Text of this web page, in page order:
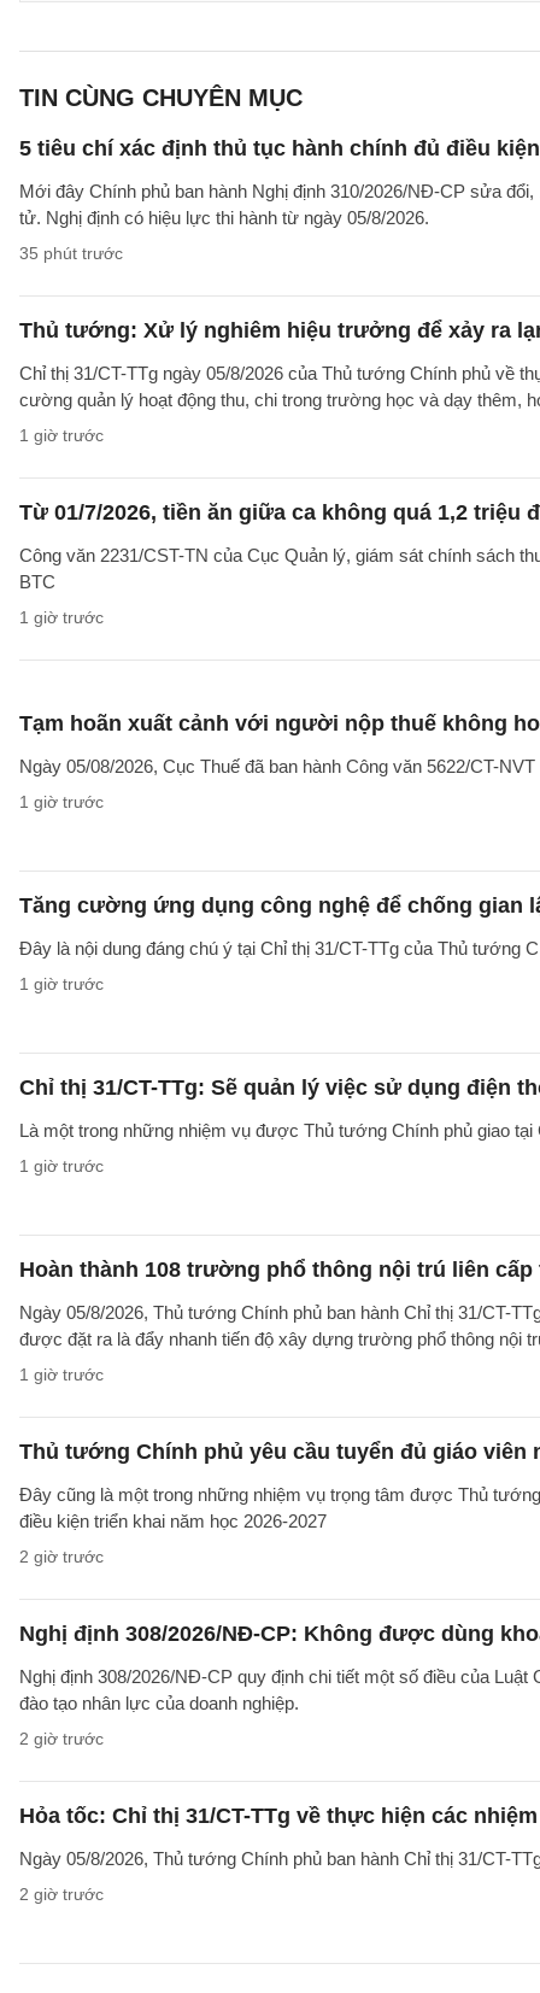
TIN CÙNG CHUYÊN MỤC
5 tiêu chí xác định thủ tục hành chính đủ điều
Mới đây Chính phủ ban hành Nghị định 310/2026/NĐ-CP sửa
tử. Nghị định có hiệu lực thi hành từ ngày 05/8/2026.
35 phút trước
Thủ tướng: Xử lý nghiêm hiệu trưởng để xảy ra
Chỉ thị 31/CT-TTg ngày 05/8/2026 của Thủ tướng Chính phủ về
cường quản lý hoạt động thu, chi trong trường học và dạy thêm,
1 giờ trước
Từ 01/7/2026, tiền ăn giữa ca không quá 1,2 triệu
Công văn 2231/CST-TN của Cục Quản lý, giám sát chính sách
BTC
1 giờ trước
Tạm hoãn xuất cảnh với người nộp thuế không
Ngày 05/08/2026, Cục Thuế đã ban hành Công văn 5622/CT-
1 giờ trước
Tăng cường ứng dụng công nghệ để chống gian
Đây là nội dung đáng chú ý tại Chỉ thị 31/CT-TTg của Thủ tướng
1 giờ trước
Chỉ thị 31/CT-TTg: Sẽ quản lý việc sử dụng điện
Là một trong những nhiệm vụ được Thủ tướng Chính phủ giao
1 giờ trước
Hoàn thành 108 trường phổ thông nội trú liên
Ngày 05/8/2026, Thủ tướng Chính phủ ban hành Chỉ thị 31/CT-
được đặt ra là đẩy nhanh tiến độ xây dựng trường phổ thông nội
1 giờ trước
Thủ tướng Chính phủ yêu cầu tuyển đủ giáo viên
Đây cũng là một trong những nhiệm vụ trọng tâm được Thủ
điều kiện triển khai năm học 2026-2027
2 giờ trước
Nghị định 308/2026/NĐ-CP: Không được dùng
Nghị định 308/2026/NĐ-CP quy định chi tiết một số điều của
đào tạo nhân lực của doanh nghiệp.
2 giờ trước
Hỏa tốc: Chỉ thị 31/CT-TTg về thực hiện các
Ngày 05/8/2026, Thủ tướng Chính phủ ban hành Chỉ thị 31/CT-
2 giờ trước